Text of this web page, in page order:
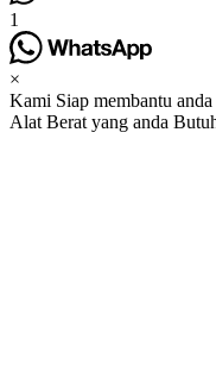
1
×
Kami Siap membantu
Alat Berat yang anda